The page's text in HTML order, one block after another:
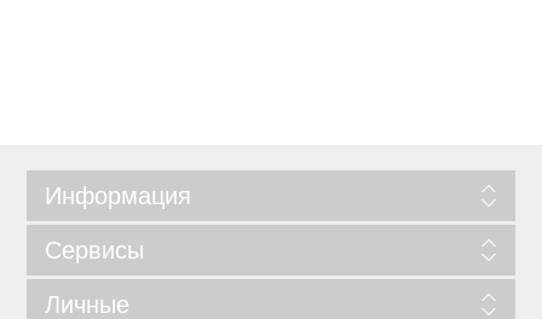
Информация
Сервисы
Личные